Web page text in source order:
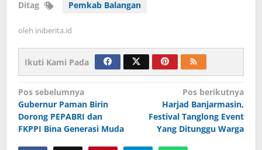
Ditag Pemkab Balangan
oleh iniberita.id
Ikuti Kami Pada
Navigasi
pos
Pos sebelumnya
Gubernur Paman Birin
Dorong PEPABRI dan
FKPPI Bina Generasi Muda
Pos berikutnya
Harjad Banjarmasin,
Festival Tanglong Event
Yang Ditunggu Warga